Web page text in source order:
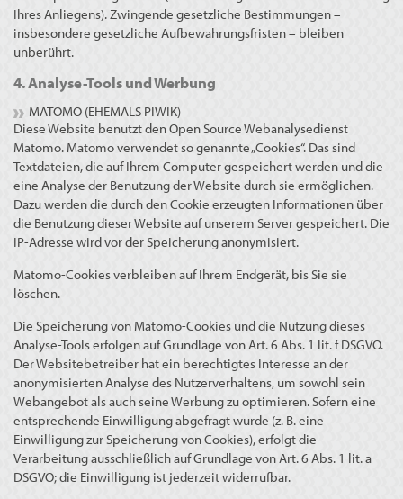
Ihres Anliegens). Zwingende gesetzliche Bestimmungen –
insbesondere gesetzliche Aufbewahrungsfristen – bleiben
unberührt.
4. Analyse-Tools und Werbung
MATOMO (EHEMALS PIWIK)
Diese Website benutzt den Open Source Webanalysedienst
Matomo. Matomo verwendet so genannte „Cookies“. Das sind
Textdateien, die auf Ihrem Computer gespeichert werden und die
eine Analyse der Benutzung der Website durch sie ermöglichen.
Dazu werden die durch den Cookie erzeugten Informationen über
die Benutzung dieser Website auf unserem Server gespeichert. Die
IP-Adresse wird vor der Speicherung anonymisiert.
Matomo-Cookies verbleiben auf Ihrem Endgerät, bis Sie sie
löschen.
Die Speicherung von Matomo-Cookies und die Nutzung dieses
Analyse-Tools erfolgen auf Grundlage von Art. 6 Abs. 1 lit. f DSGVO.
Der Websitebetreiber hat ein berechtigtes Interesse an der
anonymisierten Analyse des Nutzerverhaltens, um sowohl sein
Webangebot als auch seine Werbung zu optimieren. Sofern eine
entsprechende Einwilligung abgefragt wurde (z. B. eine
Einwilligung zur Speicherung von Cookies), erfolgt die
Verarbeitung ausschließlich auf Grundlage von Art. 6 Abs. 1 lit. a
DSGVO; die Einwilligung ist jederzeit widerrufbar.